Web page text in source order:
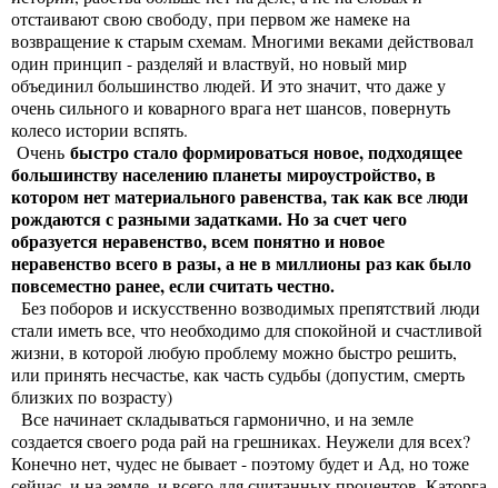
отстаивают свою свободу, при первом же намеке на
возвращение к старым схемам. Многими веками действовал
один принцип - разделяй и властвуй, но новый мир
объединил большинство людей. И это значит, что даже у
очень сильного и коварного врага нет шансов, повернуть
колесо истории вспять.
Очень быстро стало формироваться новое, подходящее
большинству населению планеты мироустройство, в
котором нет материального равенства, так как все люди
рождаются с разными задатками. Но за счет чего
образуется неравенство, всем понятно и новое
неравенство всего в разы, а не в миллионы раз как было
повсеместно ранее, если считать честно.
Без поборов и искусственно возводимых препятствий люди
стали иметь все, что необходимо для спокойной и счастливой
жизни, в которой любую проблему можно быстро решить,
или принять несчастье, как часть судьбы (допустим, смерть
близких по возрасту)
Все начинает складываться гармонично, и на земле
создается своего рода рай на грешниках. Неужели для всех?
Конечно нет, чудес не бывает - поэтому будет и Ад, но тоже